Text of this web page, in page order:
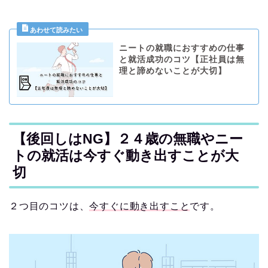
ニートの就職におすすめの仕事
と就活成功のコツ【正社員は無
理と諦めないことが大切】
【後回しはNG】２４歳の無職やニー
トの就活は今すぐ動き出すことが大
切
２つ目のコツは、今すぐに動き出すこと です。